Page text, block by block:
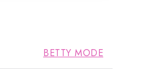
BETTY MODE